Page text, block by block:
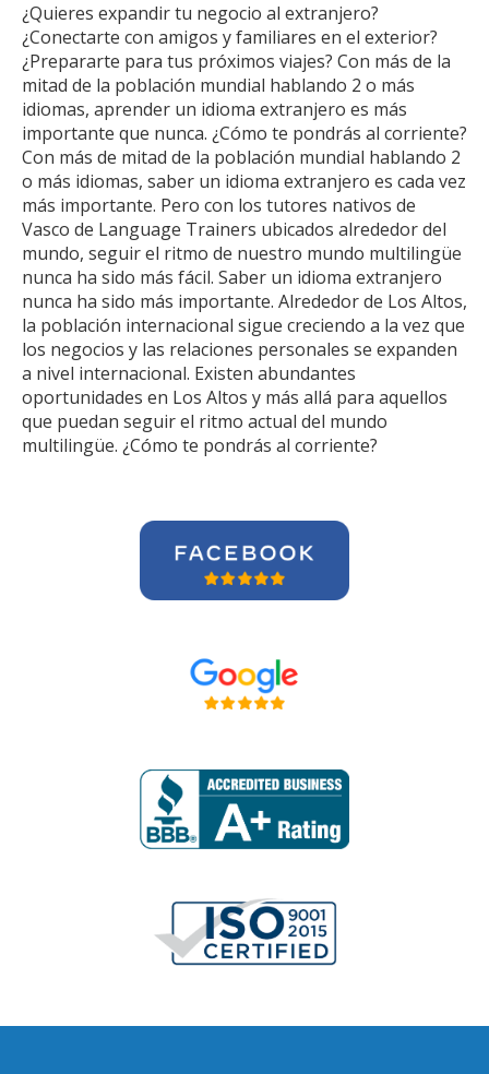
¿Quieres expandir tu negocio al extranjero?
¿Conectarte con amigos y familiares en el exterior?
¿Prepararte para tus próximos viajes? Con más de la
mitad de la población mundial hablando 2 o más
idiomas, aprender un idioma extranjero es más
importante que nunca. ¿Cómo te pondrás al corriente?
Con más de mitad de la población mundial hablando 2
o más idiomas, saber un idioma extranjero es cada vez
más importante. Pero con los tutores nativos de
Vasco de Language Trainers ubicados alrededor del
mundo, seguir el ritmo de nuestro mundo multilingüe
nunca ha sido más fácil. Saber un idioma extranjero
nunca ha sido más importante. Alrededor de Los Altos,
la población internacional sigue creciendo a la vez que
los negocios y las relaciones personales se expanden
a nivel internacional. Existen abundantes
oportunidades en Los Altos y más allá para aquellos
que puedan seguir el ritmo actual del mundo
multilingüe. ¿Cómo te pondrás al corriente?